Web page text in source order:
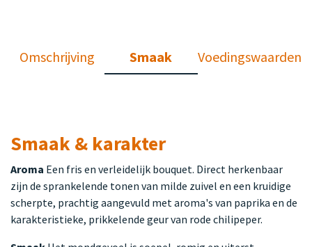
Omschrijving Smaak Voedingswaarden
Smaak & karakter
Aroma Een fris en verleidelijk bouquet. Direct herkenbaar
zijn de sprankelende tonen van milde zuivel en een kruidige
scherpte, prachtig aangevuld met aroma's van paprika en de
karakteristieke, prikkelende geur van rode chilipeper.